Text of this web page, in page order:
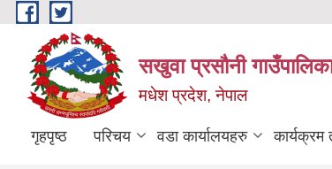
Skip to main content
सखुवा प्रसौनी
मधेश प्रदेश, नेपाल
गृहपृष्ठ परिचय वडा कार्यालयहरु कार्यक्रम